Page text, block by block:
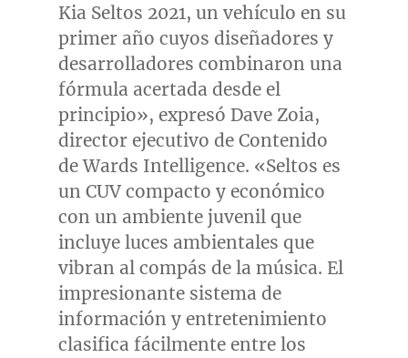
Kia Seltos 2021, un vehículo en su
primer año cuyos diseñadores y
desarrolladores combinaron una
fórmula acertada desde el
principio», expresó Dave Zoia,
director ejecutivo de Contenido
de Wards Intelligence. «Seltos es
un CUV compacto y económico
con un ambiente juvenil que
incluye luces ambientales que
vibran al compás de la música. El
impresionante sistema de
información y entretenimiento
clasifica fácilmente entre los